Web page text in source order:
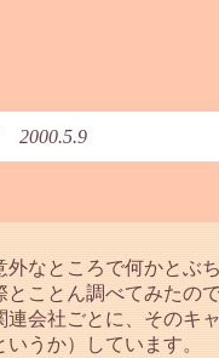
2000.5.9
なところで何かとぶち
とことん調べてみたの
会社ごとに、そのキャ
うか）しています。